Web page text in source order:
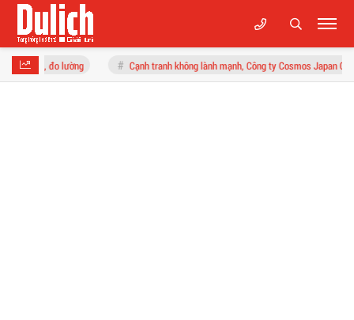
lường Cạnh tranh không lành mạnh, Công ty Cosmos Japan Creation bị phạt